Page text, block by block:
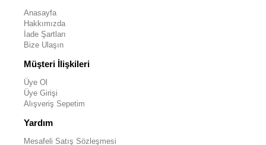
Anasayfa
Hakkımızda
İade Şartları
Bize Ulaşın
Müşteri İlişkileri
Üye Ol
Üye Girişi
Alışveriş Sepetim
Yardım
Mesafeli Satış Sözleşmesi